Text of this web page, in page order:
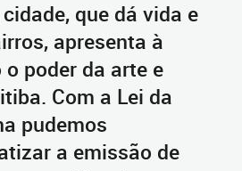
que dá vida e
apresenta à
poder da arte e
Com a Lei da
pudemos
a emissão de